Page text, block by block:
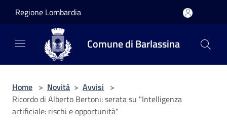
Regione Lombardia
Comune di Barlassina
Home > Novità > Avvisi >
Ricordo di Alberto Bertoni: serata su "Intelligenza
artificiale: rischi e opportunità"